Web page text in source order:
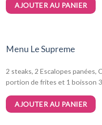
AJOUTER AU PANIER
Menu Le Supreme
2 steaks, 2 Escalopes panées,
portion de frites et 1 boisson
AJOUTER AU PANIER